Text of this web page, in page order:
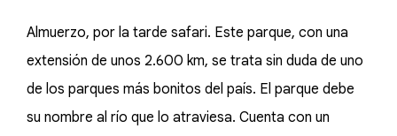
Almuerzo, por la tarde safari. Este parque, con una
extensión de unos 2.600 km, se trata sin duda de uno
de los parques más bonitos del país. El parque debe
su nombre al río que lo atraviesa. Cuenta con un